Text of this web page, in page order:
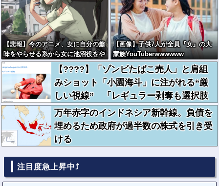
【悲報】今のアニメ、女に自分の趣
味をやらせる系から女に池沼役をや
らせる系へ変化
【画像】子供7人が全員『女』の大
家族YouTuberwwwwww
【????】「ゾンビたばこ売人」と肩組
みショット「小園海斗」に注がれる“厳
しい視線” 「レギュラー剥奪も選択肢
のひとつに」
万年赤字のインドネシア新幹線。負債を
埋めるため政府が過半数の株式を引き受
ける
注目度急上昇中⤴